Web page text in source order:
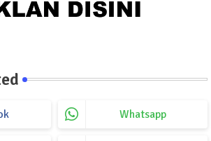
Whatsapp